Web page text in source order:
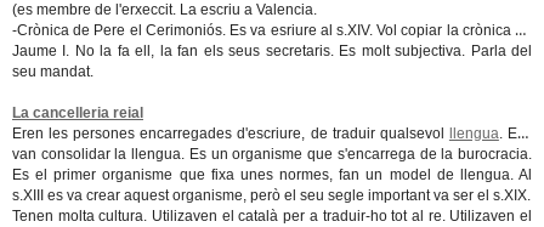
(es membre de l'erxeccit. La escriu a Valencia.
-Crònica de Pere el Cerimoniós.Es va esriure al s.XIV. Vol copiar la crònica de
Jaume I. No la fa ell, la fan els seus secretaris. Es molt subjectiva. Parla del
seu mandat.
La cancelleria reial
Eren les persones encarregades d'escriure, de traduir qualsevol
llengua. Ells
van consolidar la llengua. Es un organisme que s'encarrega de la burocracia.
Es el primer organisme que fixa unes normes, fan un model de llengua. Al
s.XIII es va crear aquest organisme, però el seu segle important va ser el s.XIX.
Tenen molta cultura. Utilizaven el català per a traduir-ho tot al re. Utilizaven el